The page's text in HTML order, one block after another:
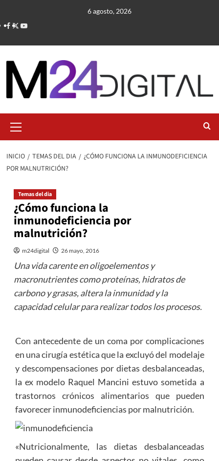
contenido
6 agosto, 2026
primario
INICIO TEMAS DEL DIA
¿CÓMO FUNCIONA LA INMUNODEFICIENCIA
POR MALNUTRICIÓN?
Temas del dia
¿Cómo funciona la
inmunodeficiencia por
malnutrición?
m24digital 26 mayo, 2016
Una vida carente en oligoelementos y
macronutrientes como proteínas, hidratos de
carbono y grasas, altera la inmunidad y la
capacidad celular para realizar todos los procesos.
Con antecedente de un coma por complicaciones
en una cirugía estética que la excluyó del modelaje
y descompensaciones por dietas desbalanceadas,
la ex modelo Raquel Mancini estuvo sometida a
trastornos crónicos alimentarios que pueden
favorecer inmunodeficiencias por malnutrición.
«Nutricionalmente, las dietas desbalanceadas